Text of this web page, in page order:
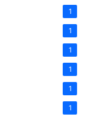
1
1
1
1
1
1